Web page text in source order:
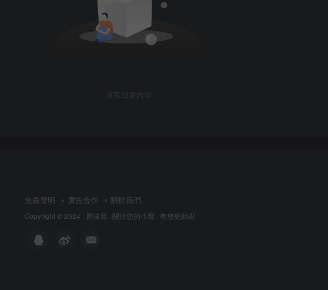
没有回复内容
免責聲明 廣告合作 關於我們
Copyright © 2024 · 原味窩 · 關於您的小窩 · 有您更精彩